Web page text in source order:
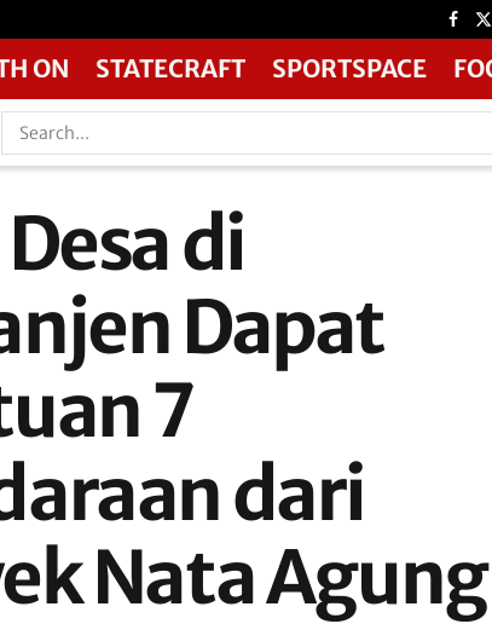
ON STATECRAFT SPORTSPACE
di
Dapat
7
dari
Nata Agung